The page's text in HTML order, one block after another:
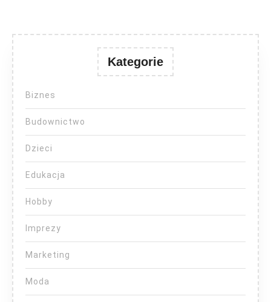
Kategorie
Biznes
Budownictwo
Dzieci
Edukacja
Hobby
Imprezy
Marketing
Moda